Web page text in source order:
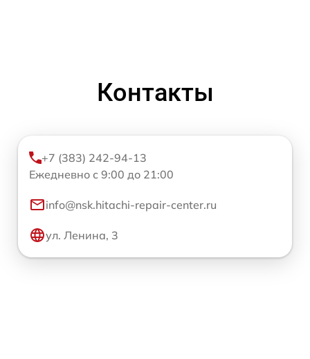
Контакты
+7 (383) 242-94-13
Ежедневно с 9:00 до 21:00
info@nsk.hitachi-repair-center.ru
ул. Ленина, 3